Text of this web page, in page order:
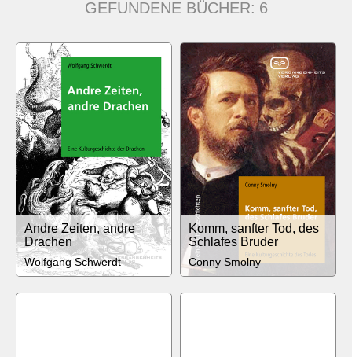
GEFUNDENE BÜCHER: 6
Andre Zeiten, andre
Drachen
Wolfgang Schwerdt
Komm, sanfter Tod, des
Schlafes Bruder
Conny Smolny